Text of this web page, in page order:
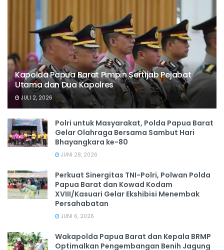
Kapolda Papua Barat Pimpin Sertijab Pejabat
Utama dan Dua Kapolres
JULI 2, 2026
Polri untuk Masyarakat, Polda Papua Barat
Gelar Olahraga Bersama Sambut Hari
Bhayangkara ke-80
JUNI 28, 2026
‎Perkuat Sinergitas TNI-Polri, Polwan Polda
Papua Barat dan Kowad Kodam
XVIII/Kasuari Gelar Ekshibisi Menembak
Persahabatan
JUNI 6, 2026
Wakapolda Papua Barat dan Kepala BRMP
Optimalkan Pengembangan Benih Jagung